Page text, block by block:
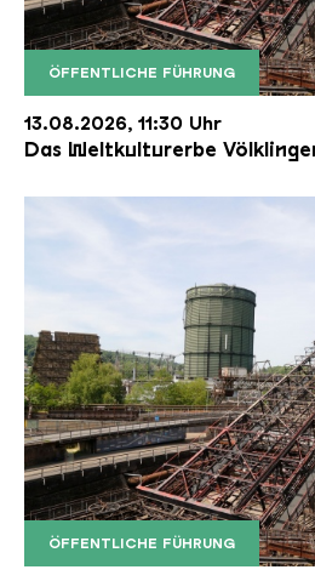
ÖFFENTLICHE FÜHRUNG
Der Erzschrägaufzug der
Copyright: Weltkulturerbe
13.08.2026, 11:30 Uhr
Das Weltkulturerbe
ÖFFENTLICHE FÜHRUNG
Der Erzschrägaufzug der
Copyright: Weltkulturerbe